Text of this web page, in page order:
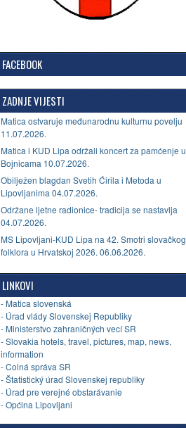
FACEBOOK
ZADNJE VIJESTI
Matica ostvaruje međunarodnu kulturnu povelju
11.07.2026.
Matica i KUD Lipa održali koncert za pamćenje u
Bojnicama 10.07.2026.
Obilježen blagdan Svetih Ćirila i Metoda u
Lipovljanima 04.07.2026.
Održane ljetne radionice- tradicija se nastavlja
04.07.2026.
MS Lipovljani-KUD Lipa na 42. Smotri slovačkog
folklora u Hrvatskoj 2026. 06.06.2026.
LINKOVI
- Matica slovenská
- Úrad vlády Slovenskej Republiky
- Ministerstvo zahraničných vecí SR
- Slovakia hotels, travel, pictures, map, news,
information
- Colná správa SR
- Štatistický úrad Slovenskej republiky
- Úrad pre verejné obstarávanie
- Općina Lipovljani